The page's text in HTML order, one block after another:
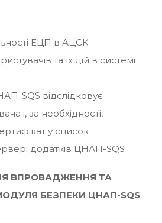
ЕЦП в АЦСК
та їх дій в системі
SQS відслідковує
і, за необхідності,
у список
додатків ЦНАП-SQS
ВПРОВАДЖЕННЯ ТА
БЕЗПЕКИ ЦНАП-SQS